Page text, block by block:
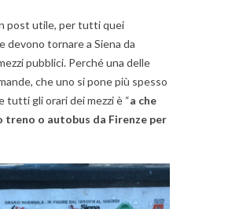
post utile, per tutti quei
devono tornare a Siena da
pubblici. Perché una delle
che uno si pone più spesso
tutti gli orari dei mezzi è “a che
treno o autobus da Firenze per